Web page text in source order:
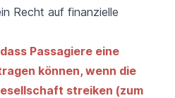
Recht auf finanzielle
Passagiere eine
können, wenn die
streiken (zum